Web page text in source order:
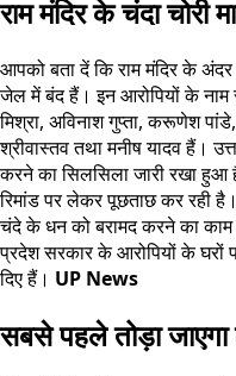
राम मंदिर के चंदा
आपको बता दें कि राम मंदिर के
जेल में बंद हैं। इन आरोपियों के नाम
मिश्रा, अविनाश गुप्ता, करूणेश
श्रीवास्तव तथा मनीष यादव हैं।
करने का सिलसिला जारी रखा
रिमांड पर लेकर पूछताछ कर रही
चंदे के धन को बरामद करने का काम
प्रदेश सरकार के आरोपियों के
दिए हैं। UP News
सबसे पहले तोड़ा